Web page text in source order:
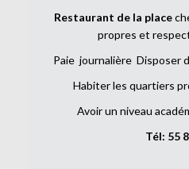
Restaurant de la place
propres et
Paie journalière Disposer
Habiter les quartiers
Avoir un niveau
Tél: 55